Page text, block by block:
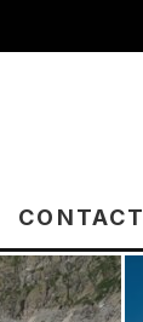
CONTACT